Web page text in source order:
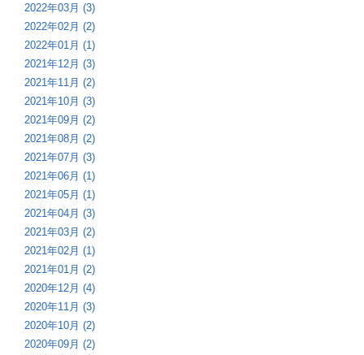
2022年03月 (3)
2022年02月 (2)
2022年01月 (1)
2021年12月 (3)
2021年11月 (2)
2021年10月 (3)
2021年09月 (2)
2021年08月 (2)
2021年07月 (3)
2021年06月 (1)
2021年05月 (1)
2021年04月 (3)
2021年03月 (2)
2021年02月 (1)
2021年01月 (2)
2020年12月 (4)
2020年11月 (3)
2020年10月 (2)
2020年09月 (2)